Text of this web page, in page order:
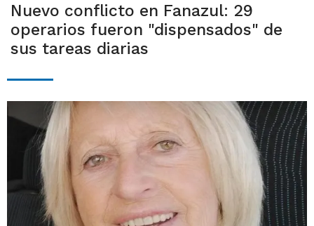
Nuevo conflicto en Fanazul: 29
operarios fueron "dispensados" de
sus tareas diarias